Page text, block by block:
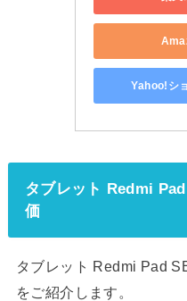
Yahoo!シ
タブレット Redmi
価
タブレット Redmi Pad
をご紹介します。